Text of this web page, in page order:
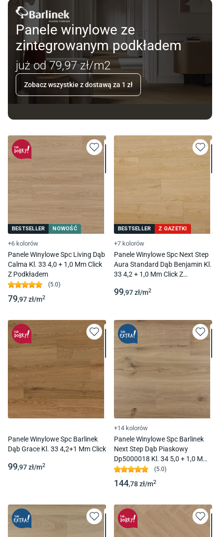
Panele winylowe ze
zintegrowanym podkładem
już od 79,97 zł/m2
Zobacz wszystkie z dostawą za 1 zł
BESTSELLER NOWOŚĆ
+6 kolorów
Panele Winylowe Spc Living Dąb
Calma Kl. 33 4,0 + 1,0 Mm Click
Z Podkładem
(5.0)
79,97zł/m2
BESTSELLER Z GAZETKI
+7 kolorów
Panele Winylowe Spc Next Step
Aura Standard Dąb Benjamin Kl.
33 4,2 + 1,0 Mm Click Z
99,97zł/m2
Panele Winylowe Spc Barlinek
Dąb Grace Kl. 33 4,2+1 Mm Click
99,97zł/m2
+14 kolorów
Panele Winylowe Spc Barlinek
Next Step Dąb Piaskowy
Dp5000018 Kl. 34 5,0 + 1,0 Mm
Click Z Podkładem
(5.0)
144,78zł/m2